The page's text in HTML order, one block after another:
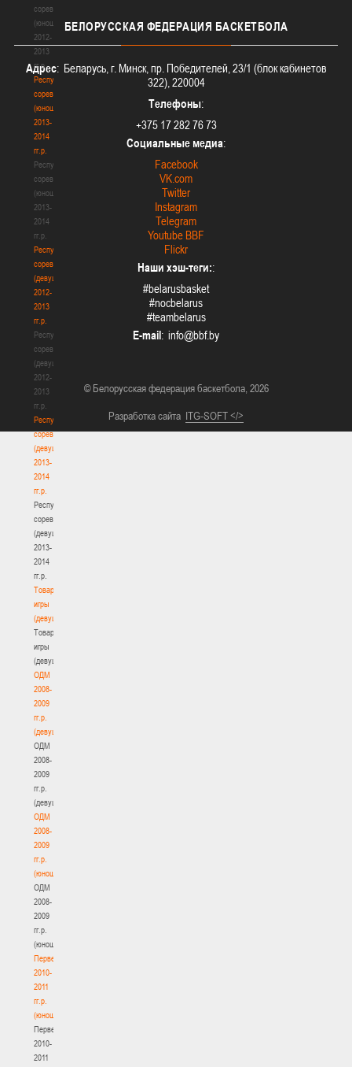
соревнования
(юноши)
2012-
2013
гг.р.
Республиканские
соревнования
(юноши)
2013-
2014
гг.р.
Республиканские
соревнования
(юноши)
2013-
2014
гг.р.
Республиканские
соревнования
(девушки)
2012-
2013
гг.р.
Республиканские
соревнования
(девушки)
2012-
2013
гг.р.
Республиканские
соревнования
(девушки)
2013-
2014
гг.р.
Республиканские
соревнования
(девушки)
2013-
2014
гг.р.
Товарищеские
игры
(девушки)
Товарищеские
игры
(девушки)
ОДМ
2008-
2009
гг.р.
(девушки)
ОДМ
2008-
2009
гг.р.
(девушки)
ОДМ
2008-
2009
гг.р.
(юноши)
ОДМ
2008-
2009
гг.р.
(юноши)
Первенство
2010-
2011
гг.р.
(юноши)
Первенство
2010-
2011
БЕЛОРУССКАЯ ФЕДЕРАЦИЯ БАСКЕТБОЛА
Адрес: Беларусь, г. Минск, пр. Победителей, 23/1 (блок кабинетов
322), 220004
Телефоны:
+375 17 282 76 73
Социальные медиа:
Facebook
VK.com
Twitter
Instagram
Telegram
Youtube BBF
Flickr
Наши хэш-теги::
#belarusbasket
#nocbelarus
#teambelarus
E-mail:
© Белорусская федерация баскетбола, 2026
Разработка сайта ITG-SOFT </>